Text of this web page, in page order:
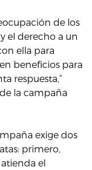
de los
el derecho a un
ella para
beneficios para
respuesta,”
la campaña
exige dos
primero,
el